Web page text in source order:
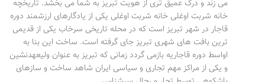
می زند و درک عمیق تری از هویت تبریز به شما می بخشد. تاریخچه
خانه شربت اوغلی خانه شربت اوغلی یکی از یادگارهای ارزشمند دوره
قاجار در شهر تبریز است که در محله تاریخی سرخاب یکی از قدیمی
ترین بافت های شهری تبریز جای گرفته است. ساخت این بنا به
اواسط دوره قاجاریه بازمی گردد زمانی که تبریز به عنوان ولیعهدنشین
و یکی از مراکز مهم تجاری و سیاسی ایران شاهد ساخت و سازهای